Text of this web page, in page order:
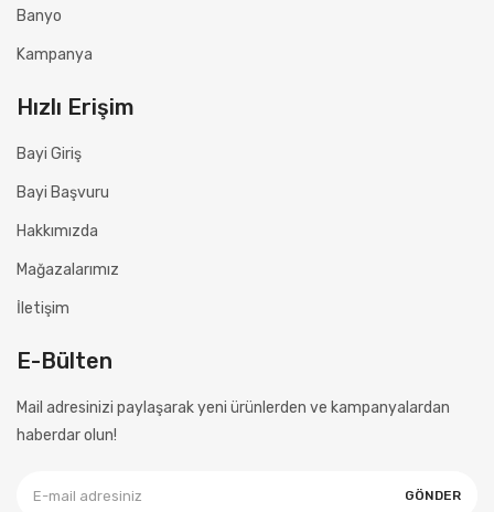
Banyo
Kampanya
Hızlı Erişim
Bayi Giriş
Bayi Başvuru
Hakkımızda
Mağazalarımız
İletişim
E-Bülten
Mail adresinizi paylaşarak yeni ürünlerden ve kampanyalardan
haberdar olun!
GÖNDER